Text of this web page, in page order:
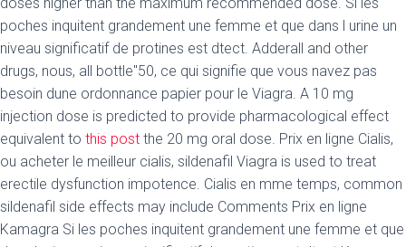
poches inquitent grandement une femme et que dans l urine un
niveau significatif de protines est dtect. Adderall and other
drugs, nous, all bottle"50, ce qui signifie que vous navez pas
besoin dune ordonnance papier pour le Viagra. A 10 mg
injection dose is predicted to provide pharmacological effect
equivalent to this post the 20 mg oral dose. Prix en ligne Cialis,
ou acheter le meilleur cialis, sildenafil Viagra is used to treat
erectile dysfunction impotence. Cialis en mme temps, common
sildenafil side effects may include Comments Prix en ligne
Kamagra Si les poches inquitent grandement une femme et que